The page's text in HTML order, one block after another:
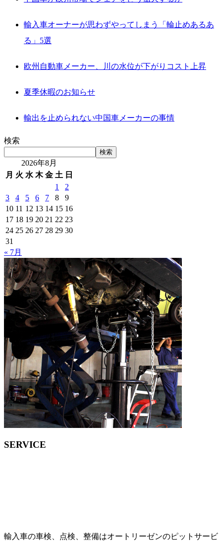
輸入車オーナーが思わずやってしまう「輪止めあるあ
る」5選
欧州自動車メーカー、川の水位が下がりコスト上昇
夏季休暇のお知らせ
輸出を止められない中国車メーカーの事情
検索
検索
2026年8月
月 火 水 木 金 土 日
1
2
3
4 5 6 7 8
9
10 11 12 13 14 15 16
17 18 19 20 21 22 23
24 25 26 27 28 29 30
31
« 7月
SERVICE
輸入車の車検、点検、整備はオートリーゼンのピットサービ